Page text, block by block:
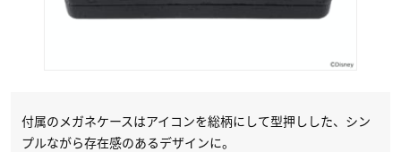
付属のメガネケースはアイコンを総柄にして型押しした、シン
プルながら存在感のあるデザインに。